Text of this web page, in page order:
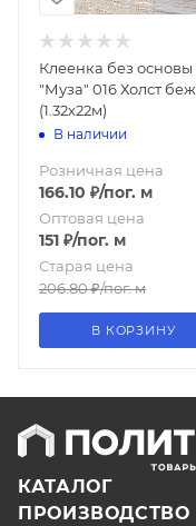
Клеенка без основы
"Муза" 016 Холст беж.
(1.32х22м)
В наличии
Розничная цена
166.10 ₽/пог. м
Оптовая цена
151 ₽/пог. м
Старая цена
206.80₽/пог. м
В КОРЗИНУ
КАТАЛОГ
ПРОИЗВОДСТВО